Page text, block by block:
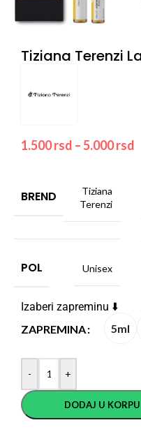
Tiziana Terenzi
1.500rsd –5.000rsd
BREND
Tiziana
Terenzi
POL Unisex
Izaberi zapreminu ⬇️
ZAPREMINA
5ml
- +
DODAJ U KORPU